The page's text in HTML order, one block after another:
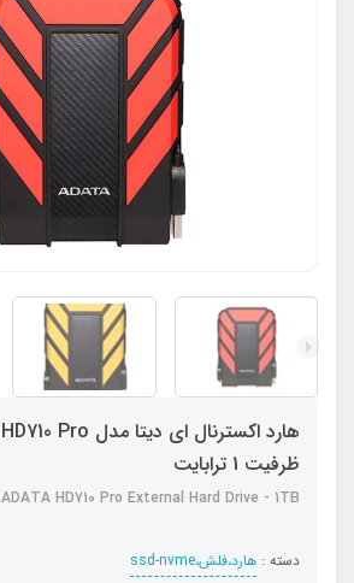
هارد اکسترنال ای دیتا مدل HD710 Pro
ظرفیت 1 ترابایت
ADATA HD710 Pro External Hard Drive - 1TB
دسته : هارد،فلش،ssd-nvme